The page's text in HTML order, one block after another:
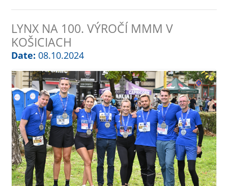
LYNX NA 100. VÝROČÍ MMM V
KOŠICIACH
Date: 08.10.2024